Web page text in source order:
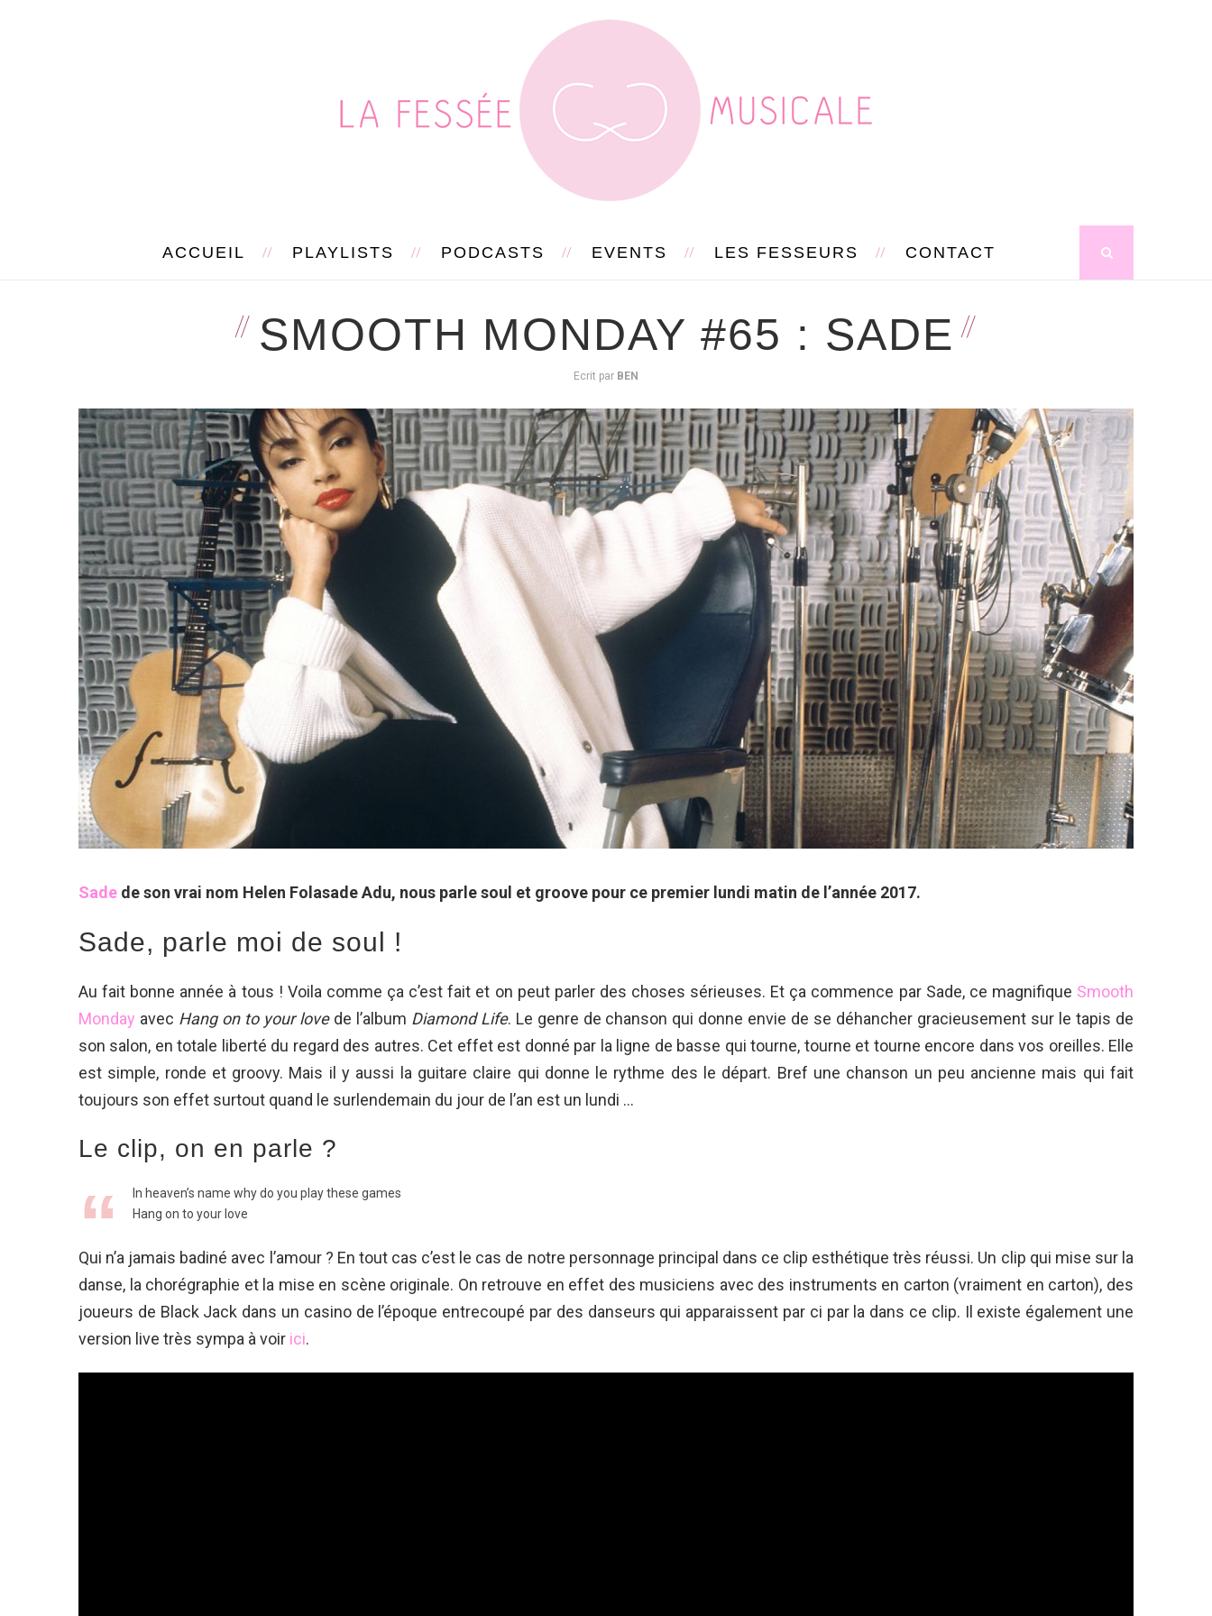
ACCUEIL PLAYLISTS PODCASTS EVENTS LES FESSEURS CONTACT
SMOOTH MONDAY #65 : SADE
Ecrit par BEN
Sade de son vrai nom Helen Folasade Adu, nous parle soul et groove pour ce premier lundi matin de l’année 2017.
Sade, parle moi de soul !
Au fait bonne année à tous ! Voila comme ça c’est fait et on peut parler des choses sérieuses. Et ça commence par Sade, ce magnifique Smooth
Monday avec Hang on to your love de l’album Diamond Life. Le genre de chanson qui donne envie de se déhancher gracieusement sur le tapis de
son salon, en totale liberté du regard des autres. Cet effet est donné par la ligne de basse qui tourne, tourne et tourne encore dans vos oreilles. Elle
est simple, ronde et groovy. Mais il y aussi la guitare claire qui donne le rythme des le départ. Bref une chanson un peu ancienne mais qui fait
toujours son effet surtout quand le surlendemain du jour de l’an est un lundi …
Le clip, on en parle ?
In heaven’s name why do you play these games
Hang on to your love
Qui n’a jamais badiné avec l’amour ? En tout cas c’est le cas de notre personnage principal dans ce clip esthétique très réussi. Un clip qui mise sur la
danse, la chorégraphie et la mise en scène originale. On retrouve en effet des musiciens avec des instruments en carton (vraiment en carton), des
joueurs de Black Jack dans un casino de l’époque entrecoupé par des danseurs qui apparaissent par ci par la dans ce clip. Il existe également une
version live très sympa à voir ici.